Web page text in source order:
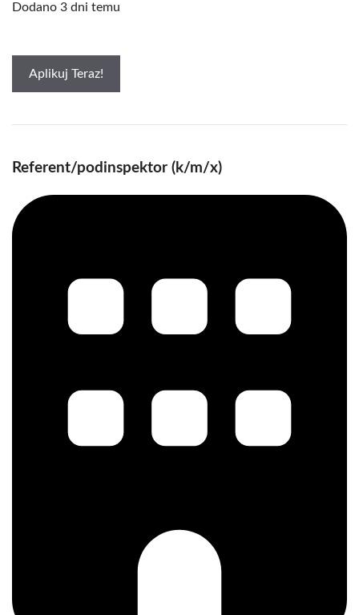
Dodano 3 dni temu
Aplikuj Teraz!
Referent/podinspektor (k/m/x)